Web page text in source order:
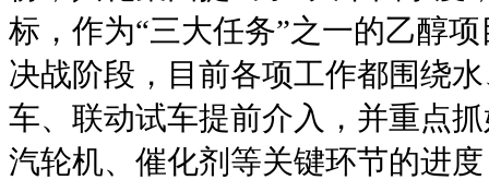
标，作为“三大任务”之一的乙醇
决战阶段，目前各项工作都围绕
车、联动试车提前介入，并重点
汽轮机、催化剂等关键环节的进